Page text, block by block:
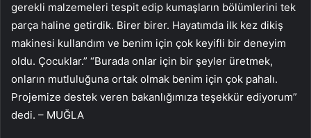
gerekli malzemeleri tespit edip kumaşların bölümlerini tek
parça haline getirdik. Birer birer. Hayatımda ilk kez dikiş
makinesi kullandım ve benim için çok keyifli bir deneyim
oldu. Çocuklar.” “Burada onlar için bir şeyler üretmek,
onların mutluluğuna ortak olmak benim için çok pahalı.
Projemize destek veren bakanlığımıza teşekkür ediyorum”
dedi. – MUĞLA